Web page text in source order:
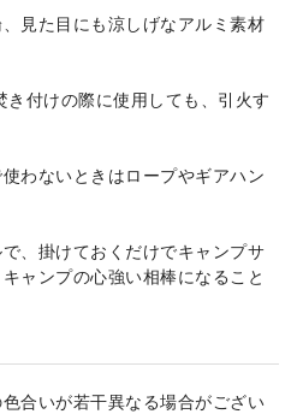
見た目にも涼しげなアルミ素材
付けの際に使用しても、引火す
わないときはロープやギアハン
、掛けておくだけでキャンプサ
ャンプの心強い相棒になること
合いが若干異なる場合がござい